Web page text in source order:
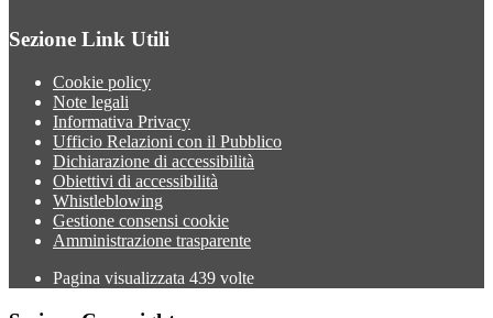
Sezione Link Utili
Cookie policy
Note legali
Informativa Privacy
Ufficio Relazioni con il Pubblico
Dichiarazione di accessibilità
Obiettivi di accessibilità
Whistleblowing
Gestione consensi cookie
Amministrazione trasparente
Pagina visualizzata 439 volte